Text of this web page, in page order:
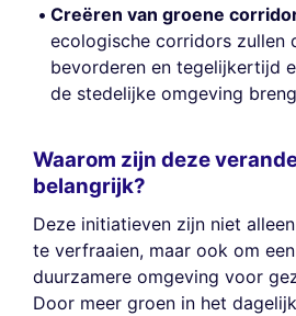
Creëren van groene
ecologische corridors zullen
bevorderen en tegelijkertijd
de stedelijke omgeving
Waarom zijn deze
belangrijk?
Deze initiatieven zijn niet
te verfraaien, maar ook om
duurzamere omgeving voor
Door meer groen in het